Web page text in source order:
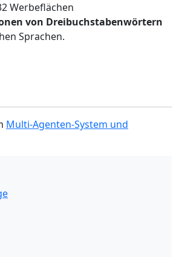
Werbeflächen
von Dreibuchstabenwörtern
Sprachen.
Multi-Agenten-System und